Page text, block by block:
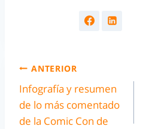
ANTERIOR
Infografía y resumen
de lo más comentado
de la Comic Con de